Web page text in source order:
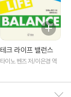
테크 라이프 밸런스
타이노 벤즈 저/이은경 역